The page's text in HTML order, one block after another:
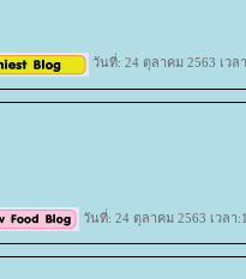
วันที่: 24 ตุลาคม 2563 เวล
วันที่: 24 ตุลาคม 2563 เวลา